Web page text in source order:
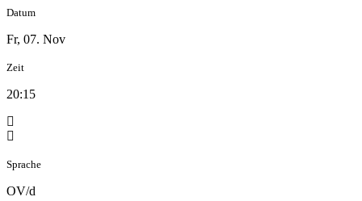
Datum
Fr, 07. Nov
Zeit
20:15
Sprache
OV/d